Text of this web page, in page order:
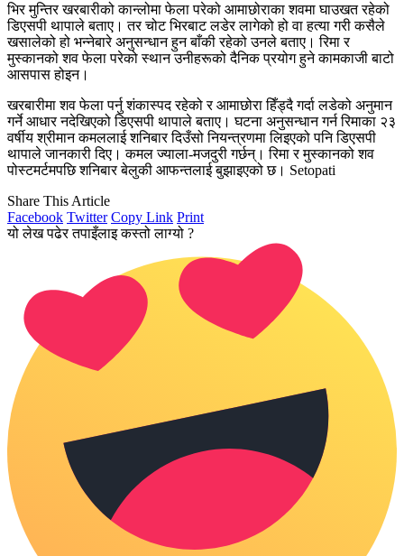
भिर मुन्तिर खरबारीको कान्लोमा फेला परेको आमाछोराका शवमा घाउखत रहेको
डिएसपी थापाले बताए। तर चोट भिरबाट लडेर लागेको हो वा हत्या गरी कसैले
खसालेको हो भन्नेबारे अनुसन्धान हुन बाँकी रहेको उनले बताए। रिमा र
मुस्कानको शव फेला परेको स्थान उनीहरूको दैनिक प्रयोग हुने कामकाजी बाटो
आसपास होइन।
खरबारीमा शव फेला पर्नु शंकास्पद रहेको र आमाछोरा हिँड्दै गर्दा लडेको अनुमान
गर्ने आधार नदेखिएको डिएसपी थापाले बताए। घटना अनुसन्धान गर्न रिमाका २३
वर्षीय श्रीमान कमललाई शनिबार दिउँसो नियन्त्रणमा लिइएको पनि डिएसपी
थापाले जानकारी दिए। कमल ज्याला-मजदुरी गर्छन्। रिमा र मुस्कानको शव
पोस्टमर्टमपछि शनिबार बेलुकी आफन्तलाई बुझाइएको छ। Setopati
Share This Article
Facebook Twitter Copy Link Print
यो लेख पढेर तपाइँलाइ कस्तो लाग्यो ?